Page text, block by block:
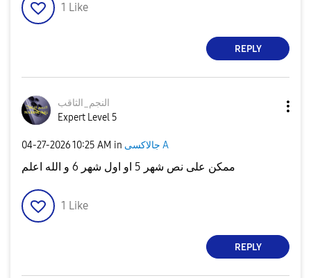
1 Like
REPLY
النجم_الثاقب
Expert Level 5
‎04-27-202610:25 AM in جالاكسى A
ممكن على نص شهر 5 او اول شهر 6 و الله اعلم
1 Like
REPLY